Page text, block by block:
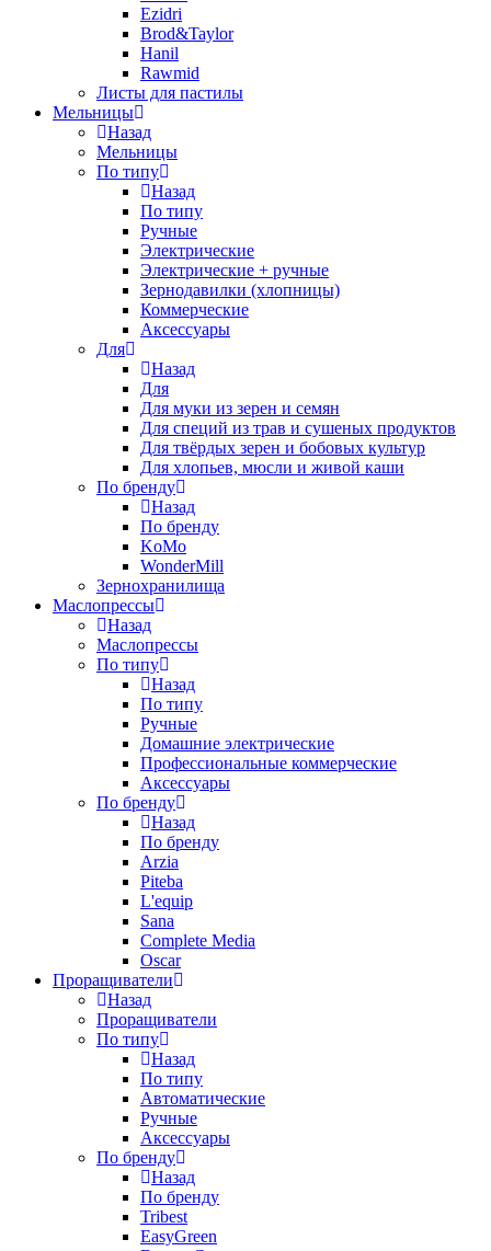
Ezidri
Brod&Taylor
Hanil
Rawmid
Листы для пастилы
Мельницы
Назад
Мельницы
По типу
Назад
По типу
Ручные
Электрические
Электрические + ручные
Зернодавилки (хлопницы)
Коммерческие
Аксессуары
Для
Назад
Для
Для муки из зерен и семян
Для специй из трав и сушеных продуктов
Для твёрдых зерен и бобовых культур
Для хлопьев, мюсли и живой каши
По бренду
Назад
По бренду
KoMo
WonderMill
Зернохранилища
Маслопрессы
Назад
Маслопрессы
По типу
Назад
По типу
Ручные
Домашние электрические
Профессиональные коммерческие
Аксессуары
По бренду
Назад
По бренду
Arzia
Piteba
L'equip
Sana
Complete Media
Oscar
Проращиватели
Назад
Проращиватели
По типу
Назад
По типу
Автоматические
Ручные
Аксессуары
По бренду
Назад
По бренду
Tribest
EasyGreen